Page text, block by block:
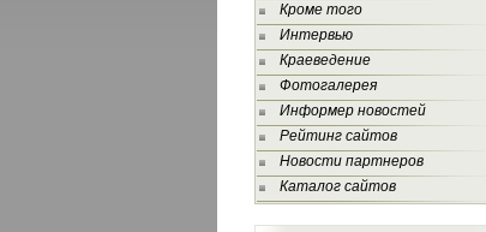
Кроме того
Интервью
Краеведение
Фотогалерея
Информер новостей
Рейтинг сайтов
Новости партнеров
Каталог сайтов